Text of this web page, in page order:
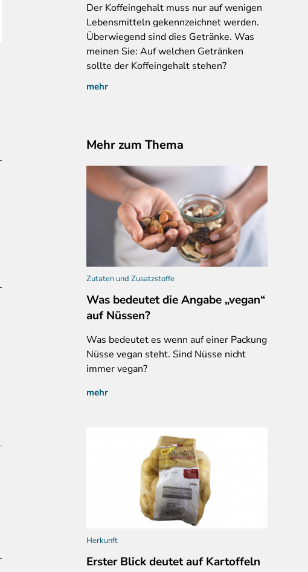
Der Koffeingehalt muss nur auf wenigen
Lebensmitteln gekennzeichnet werden.
Überwiegend sind dies Getränke. Was
meinen Sie: Auf welchen Getränken
sollte der Koffeingehalt stehen?
mehr
Mehr zum Thema
Zutaten und Zusatzstoffe
Was bedeutet die Angabe „vegan“
auf Nüssen?
Was bedeutet es wenn auf einer Packung
Nüsse vegan steht. Sind Nüsse nicht
immer vegan?
mehr
Herkunft
Erster Blick deutet auf Kartoffeln